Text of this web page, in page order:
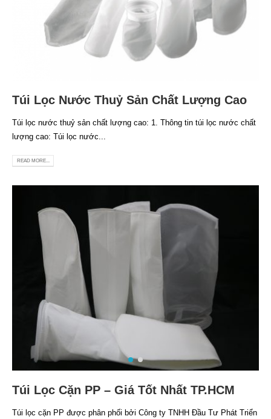
Túi Lọc Nước Thuỷ Sản Chất Lượng Cao
Túi lọc nước thuỷ sản chất lượng cao: 1. Thông tin túi lọc nước chất
lượng cao: Túi lọc nước...
READ MORE...
Túi Lọc Cặn PP – Giá Tốt Nhất TP.HCM
Túi lọc cặn PP được phân phối bởi Công ty TNHH Đầu Tư Phát Triển